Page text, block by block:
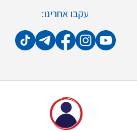
עקבו אחרינו: